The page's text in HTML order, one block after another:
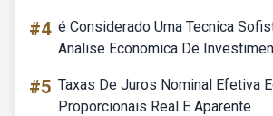
#4 é Considerado Uma Tecnica
Analise Economica De
#5 Taxas De Juros Nominal Efetiva
Proporcionais Real E Aparente